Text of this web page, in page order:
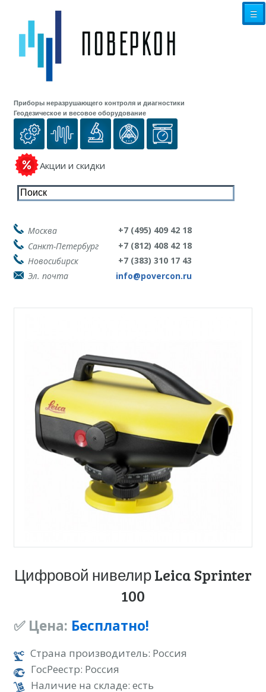
Приборы неразрушающего контроля и диагностики
Геодезическое и весовое оборудование
Акции и скидки
☰
Москва
+7 (495) 409 42 18
Санкт-Петербург
+7 (812) 408 42 18
Новосибирск
+7 (383) 310 17 43
Эл. почта
info@povercon.ru
Цифровой нивелир Leica Sprinter
100
✅ Цена: Бесплатно!
Страна производитель: Россия
ГосРеестр: Россия
Наличие на складе: есть